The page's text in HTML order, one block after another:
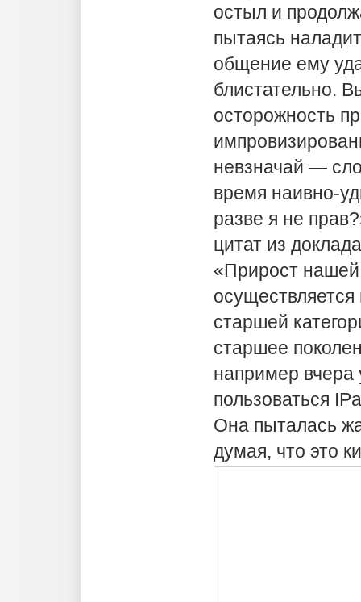
остыл и
пытаясь
общение ему
блистательно.
осторожность
невзначай —
время наивно-
разве я не
цитат из
«Прирост
осуществляется
старшей
старшее
например вчера
пользоваться
Она пыталась
думая, что это